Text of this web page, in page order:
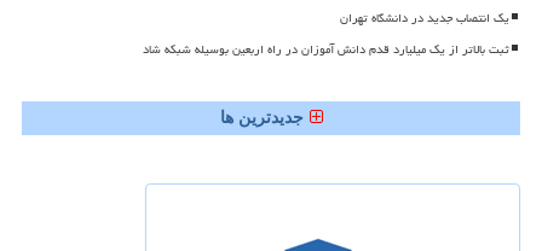
یک انتصاب جدید در دانشگاه تهران
ثبت بالاتر از یک میلیارد قدم دانش آموزان در راه اربعین بوسیله شبکه شاد
جدیدترین ها